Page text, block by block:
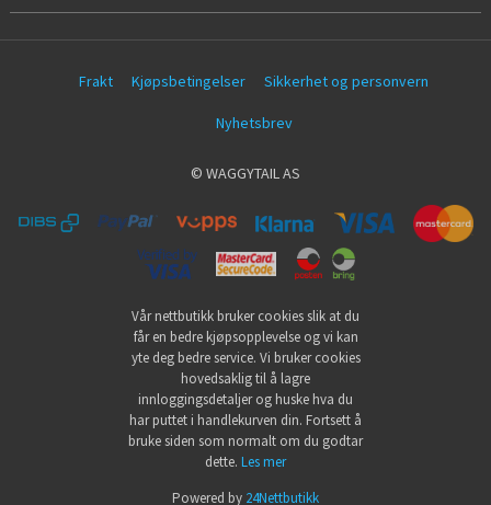
Frakt Kjøpsbetingelser Sikkerhet og personvern
Nyhetsbrev
© WAGGYTAIL AS
Vår nettbutikk bruker cookies slik at du
får en bedre kjøpsopplevelse og vi kan
yte deg bedre service. Vi bruker cookies
hovedsaklig til å lagre
innloggingsdetaljer og huske hva du
har puttet i handlekurven din. Fortsett å
bruke siden som normalt om du godtar
dette. Les mer
Powered by 24Nettbutikk